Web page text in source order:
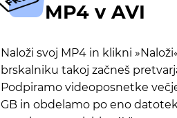
MP4 v AVI
Naloži svoj MP4 in klikni
brskalniku takoj začneš
Podpiramo videoposnetke
GB in obdelamo po eno